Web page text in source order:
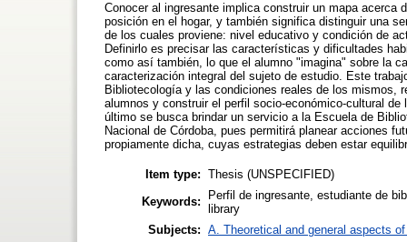
Conocer al ingresante implica construir un mapa
posición en el hogar, y también significa distinguir una
de los cuales proviene: nivel educativo y condición de
Definirlo es precisar las características y dificultades
como así también, lo que el alumno "imagina" sobre la
caracterización integral del sujeto de estudio. Este
Bibliotecología y las condiciones reales de los mismos,
alumnos y construir el perfil socio-económico-cultural
último se busca brindar un servicio a la Escuela de
Nacional de Córdoba, pues permitirá planear acciones
propiamente dicha, cuyas estrategias deben estar
Item type: Thesis (UNSPECIFIED)
Keywords:
Perfil de ingresante, estudiante de
library
Subjects: A. Theoretical and general aspects